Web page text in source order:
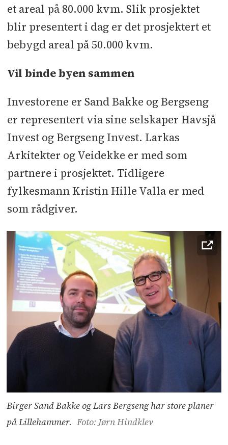
et areal på 80.000 kvm. Slik prosjektet
blir presentert i dag er det prosjektert et
bebygd areal på 50.000 kvm.
Vil binde byen sammen
Investorene er Sand Bakke og Bergseng
er representert via sine selskaper Havsjå
Invest og Bergseng Invest. Larkas
Arkitekter og Veidekke er med som
partnere i prosjektet. Tidligere
fylkesmann Kristin Hille Valla er med
som rådgiver.
Birger Sand Bakke og Lars Bergseng har store planer
på Lillehammer. Foto: Jørn Hindklev